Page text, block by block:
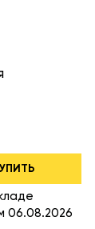
06.08.2026